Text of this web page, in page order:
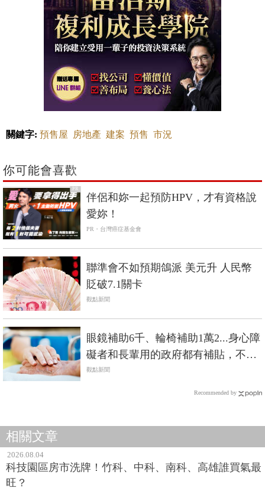
關鍵字: 預售屋 房地產 建案 預售 市況
你可能會喜歡
PR
伴侶和妳一起預防HPV，才有資格說
愛妳！
PR・台灣癌症基金會
聯準會不如預期鴿派 美元升 人民幣
貶破7.1關卡
觀點新聞
眼鏡補助6千、輪椅補助1萬2...身心障
礙者和長輩用的政府都有補貼，不是
低收入戶也能辦
觀點新聞
Recommended by
相關文章
2026.08.04
科技園區房市洗牌！竹科、中科、南科、高雄誰買氣最
旺？